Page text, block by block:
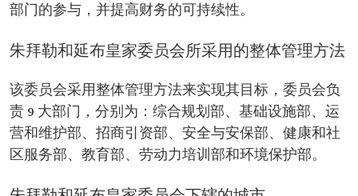
部门的参与，并提高财务的可持续性。
朱拜勒和延布皇家委员会所采用的整体管理方法
该委员会采用整体管理方法来实现其目标，委员会负
责 9 大部门，分别为：综合规划部、基础设施部、运
营和维护部、招商引资部、安全与安保部、健康和社
区服务部、教育部、劳动力培训部和环境保护部。